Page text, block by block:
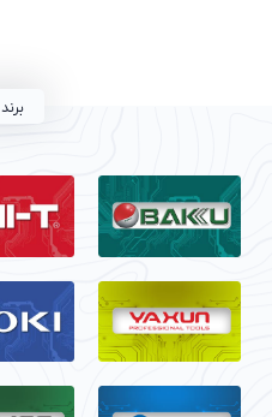
برند ها